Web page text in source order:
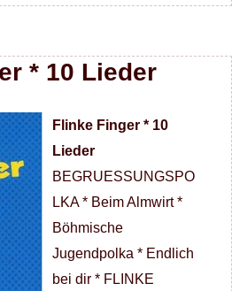
* 10 Lieder
Flinke Finger * 10
Lieder
BEGRUESSUNGSPO
LKA * Beim Almwirt *
Böhmische
Jugendpolka * Endlich
bei dir * FLINKE